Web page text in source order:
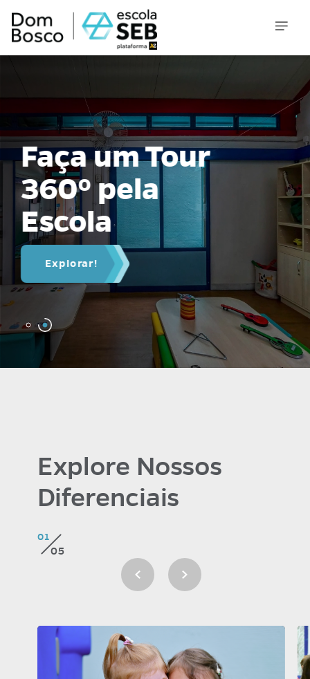
Faça um Tour
360º pela
Escola
Explorar!
Explore Nossos
Diferenciais
01
05